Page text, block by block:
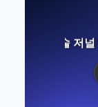
엇인가? 학술 저